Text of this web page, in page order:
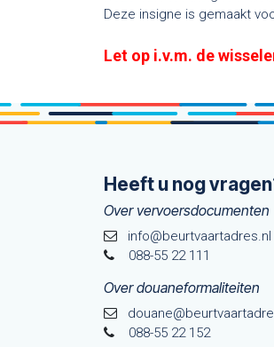
Deze insigne is gemaakt
Let op i.v.m. de
Heeft u nog
Over vervoersdocumenten
info@beurtvaartadres.nl
088-55 22 111
Over douaneformaliteiten
088-55 22 152